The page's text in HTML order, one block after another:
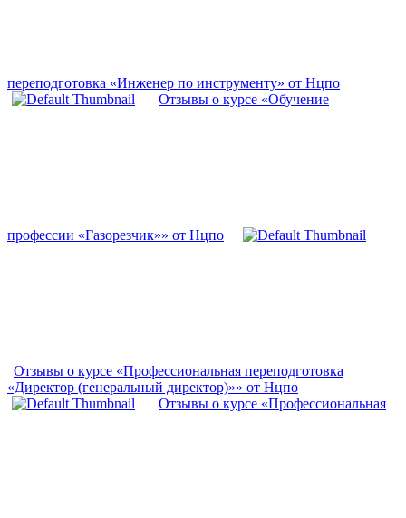
переподготовка «Инженер по инструменту» от Нцпо
Отзывы о курсе «Обучение
профессии «Газорезчик»» от Нцпо
Отзывы о курсе «Профессиональная переподготовка
«Директор (генеральный директор)»» от Нцпо
Отзывы о курсе «Профессиональная